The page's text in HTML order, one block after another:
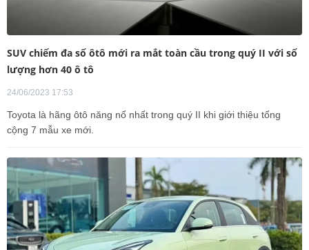
SUV chiếm đa số ôtô mới ra mắt toàn cầu trong quý II với số
lượng hơn 40 ô tô
24/06/2023 17:53
Toyota là hãng ôtô năng nổ nhất trong quý II khi giới thiệu tổng
cộng 7 mẫu xe mới.